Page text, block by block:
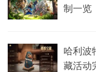
制一览
哈利波
藏活动